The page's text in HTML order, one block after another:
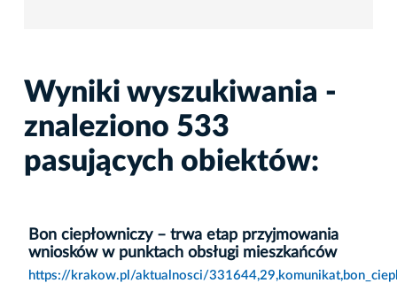
Wyniki wyszukiwania -
znaleziono 533
pasujących obiektów:
Bon ciepłowniczy – trwa etap przyjmowania
wniosków w punktach obsługi mieszkańców
https://krakow.pl/aktualnosci/